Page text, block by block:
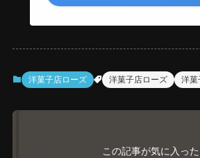
洋菓子店ローズ 洋菓子店ローズ 洋菓
この記事が気に入った